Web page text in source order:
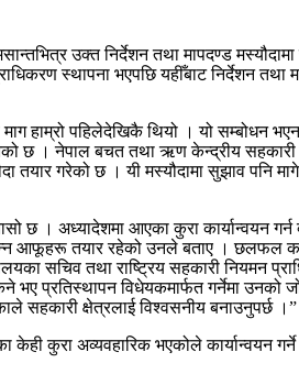
उक्त निर्देशन तथा मापदण्ड
स्थापना भएपछि यहीँबाट निर्देशन तथा
हाम्रो पहिलेदेखिकै थियो । यो सम्बोधन
उनको छ । नेपाल बचत तथा ऋण केन्द्रीय
तयार गरेको छ । यी मस्यौदामा सुझाव पनि
छ । अध्यादेशमा आएका कुरा कार्यान्वयन गर्न
आफूहरू तयार रहेको उनले बताए । छलफल
सचिव तथा राष्ट्रिय सहकारी नियमन
भए प्रतिस्थापन विधेयकमार्फत गर्नेमा उनको
सहकारी क्षेत्रलाई विश्वसनीय बनाउनुपर्छ ।”
केही कुरा अव्यवहारिक भएकोले कार्यान्वयन